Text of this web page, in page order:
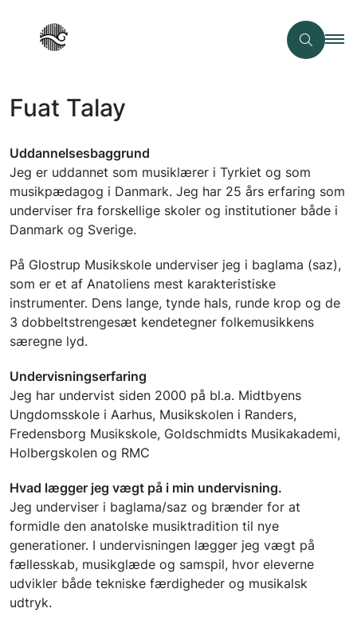
Fuat Talay
Uddannelsesbaggrund
Jeg er uddannet som musiklærer i Tyrkiet og som
musikpædagog i Danmark. Jeg har 25 års erfaring som
underviser fra forskellige skoler og institutioner både i
Danmark og Sverige.
På Glostrup Musikskole underviser jeg i baglama (saz),
som er et af Anatoliens mest karakteristiske
instrumenter. Dens lange, tynde hals, runde krop og de
3 dobbeltstrengesæt kendetegner folkemusikkens
særegne lyd.
Undervisningserfaring
Jeg har undervist siden 2000 på bl.a. Midtbyens
Ungdomsskole i Aarhus, Musikskolen i Randers,
Fredensborg Musikskole, Goldschmidts Musikakademi,
Holbergskolen og RMC
Hvad lægger jeg vægt på i min undervisning.
Jeg underviser i baglama/saz og brænder for at
formidle den anatolske musiktradition til nye
generationer. I undervisningen lægger jeg vægt på
fællesskab, musikglæde og samspil, hvor eleverne
udvikler både tekniske færdigheder og musikalsk
udtryk.